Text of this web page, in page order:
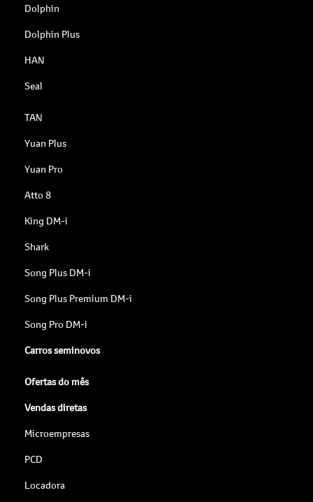
Dolphin
Dolphin Plus
HAN
Seal
TAN
Yuan Plus
Yuan Pro
Atto 8
King DM-i
Shark
Song Plus DM-i
Song Plus Premium DM-i
Song Pro DM-i
Carros seminovos
Ofertas do mês
Vendas diretas
Microempresas
PCD
Locadora